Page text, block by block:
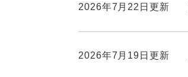
2026年7月22日更新
2026年7月19日更新